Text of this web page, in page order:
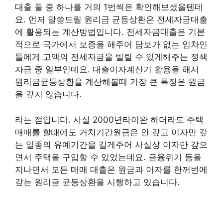
대출 둘 중 하나를 거의 1번씩은 확인해보셨을텐데
요. 먼저 말씀드릴 원리금 균등상환은 전세자금대출
에 활용되는 계산방법입니다. 전세자금대출은 기본
적으로 국가에서 보증을 해주어 담보가 없는 임차인
들에게 고액의 전세자금을 빌릴 수 있게해주는 정책
자금 중 일부인데요. 대출이자계산기 활용을 해서
원리금균등상환을 계산해볼때 가장 큰 특징은 원금
을 갚지 않습니다.
라는 점입니다. 사실 2000년타이완 하더라도 주택
매매를 할때에도 거치기간원금은 안 갚고 이자만 갚
는 일종의 유예기간을 길게주어 사실상 이자만 갚으
면서 주택을 구입할 수 있었는데요. 금융위기 등을
지나면서 모든 매매 대출은 원금과 이자를 한꺼번에
갚는 원리금 균등상환을 시행하고 있습니다.